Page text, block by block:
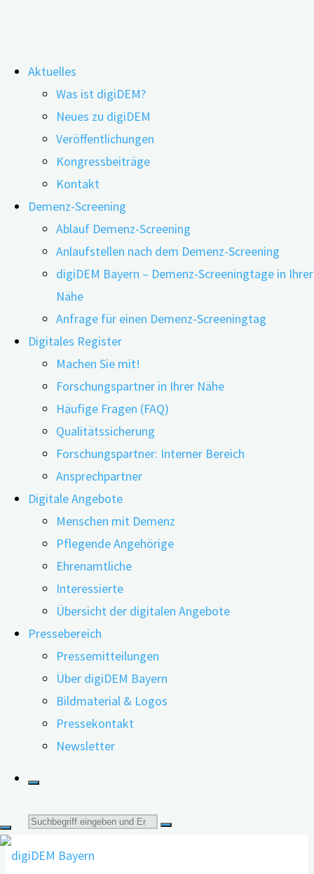
Inhalt
springen
Aktuelles
Was ist digiDEM?
Neues zu digiDEM
Veröffentlichungen
Kongressbeiträge
Kontakt
Demenz-Screening
Ablauf Demenz-Screening
Anlaufstellen nach dem Demenz-Screening
digiDEM Bayern – Demenz-Screeningtage in Ihrer
Nähe
Anfrage für einen Demenz-Screeningtag
Digitales Register
Machen Sie mit!
Forschungspartner in Ihrer Nähe
Häufige Fragen (FAQ)
Qualitätssicherung
Forschungspartner: Interner Bereich
Ansprechpartner
Digitale Angebote
Menschen mit Demenz
Pflegende Angehörige
Ehrenamtliche
Interessierte
Übersicht der digitalen Angebote
Pressebereich
Pressemitteilungen
Über digiDEM Bayern
Bildmaterial & Logos
Pressekontakt
Newsletter
Suche
nach:
Anlaufstellen nach dem Demenz-
Screening
Übersicht der
Gedächtnisambulanzen in Bayern
Sollten sich bei Ihnen Hinweise auf leichte kognitive
Einschränkungen ergeben, ist eine umfangreiche,
gesicherte Diagnostik in einer Gedächtnisambulanz,
Gedächtnissprechstunde oder Memory Klinik dringend
empfohlen. Der Hausarzt/ die Hausärztin kann dazu ggf.
eine Überweisung ausstellen.